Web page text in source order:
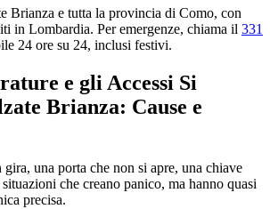
Brianza e tutta la provincia di Como, con
in Lombardia. Per emergenze, chiama il 331
24 ore su 24, inclusi festivi.
e gli Accessi Si
Brianza: Cause e
gira, una porta che non si apre, una chiave
che creano panico, ma hanno quasi
precisa.